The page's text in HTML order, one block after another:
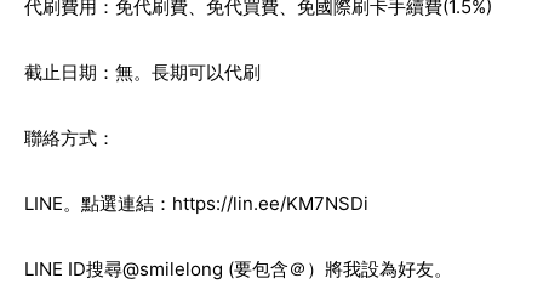
代刷費用：免代刷費、免代買費、免國際刷卡手續費(1.5%)
截止日期：無。長期可以代刷
聯絡方式：
LINE。點選連結： https://lin.ee/KM7NSDi
LINE ID搜尋@smilelong (要包含＠）將我設為好友。